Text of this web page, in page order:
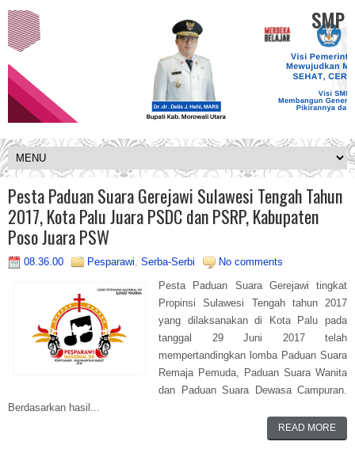
SMP
Pesta Paduan Suara Gerejawi Sulawesi Tengah Tahun
2017, Kota Palu Juara PSDC dan PSRP, Kabupaten
Poso Juara PSW
08.36.00 Pesparawi, Serba-Serbi
No comments
Pesta Paduan Suara Gerejawi tingkat
Propinsi Sulawesi Tengah tahun 2017
yang dilaksanakan di Kota Palu pada
tanggal 29 Juni 2017 telah
mempertandingkan lomba Paduan Suara
Remaja Pemuda, Paduan Suara Wanita
dan Paduan Suara Dewasa Campuran.
Berdasarkan hasil...
READ MORE